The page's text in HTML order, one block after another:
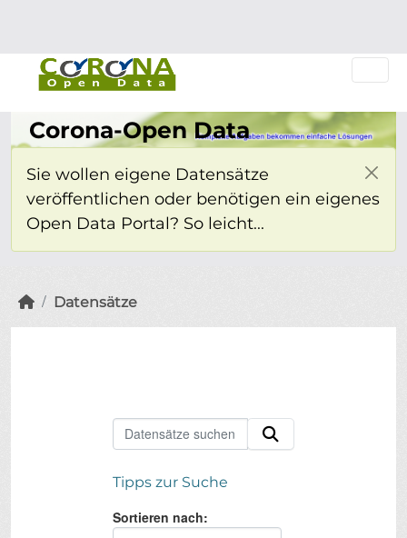
Corona-Open Data
Sie wollen eigene Datensätze
veröffentlichen oder benötigen ein eigenes
Open Data Portal? So leicht...
Datensätze
Tipps zur Suche
Sortieren nach